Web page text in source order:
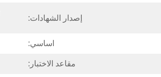
إصدار الشهادات:
اساسي:
مقاعد الاختبار: